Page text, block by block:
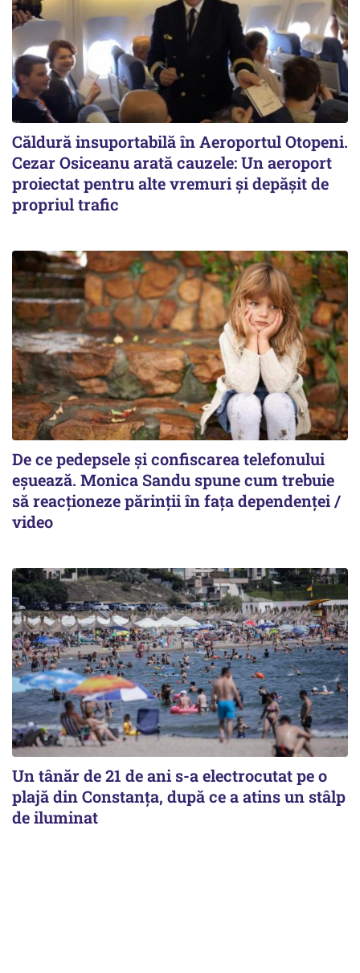
Căldură insuportabilă în Aeroportul Otopeni.
Cezar Osiceanu arată cauzele: Un aeroport
proiectat pentru alte vremuri și depășit de
propriul trafic
De ce pedepsele și confiscarea telefonului
eșuează. Monica Sandu spune cum trebuie
să reacționeze părinții în fața dependenței /
video
Un tânăr de 21 de ani s-a electrocutat pe o
plajă din Constanța, după ce a atins un stâlp
de iluminat